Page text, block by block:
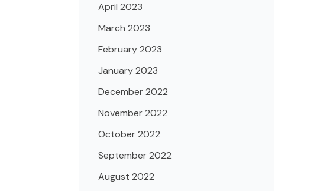
April 2023
March 2023
February 2023
January 2023
December 2022
November 2022
October 2022
September 2022
August 2022